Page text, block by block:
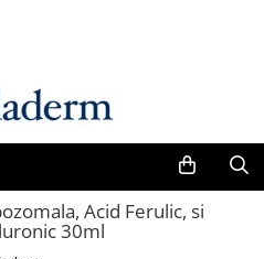
Acid Ferulic, si
30ml